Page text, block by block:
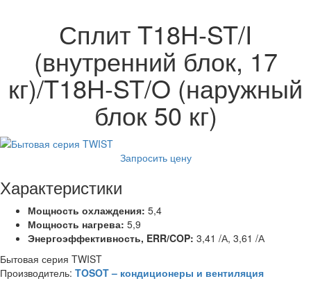
Сплит T18H-ST/I
(внутренний блок, 17
кг)/T18H-ST/O (наружный
блок 50 кг)
Запросить цену
Характеристики
Мощность охлаждения: 5,4
Мощность нагрева: 5,9
Энергоэффективность, ERR/COP: 3,41 /А, 3,61 /А
Бытовая серия TWIST
Производитель: TOSOT – кондиционеры и вентиляция